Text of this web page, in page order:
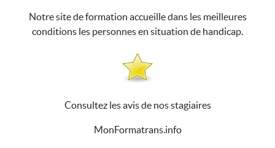
Notre site de formation accueille dans les meilleures
conditions les personnes en situation de handicap.
Consultez les avis de nos stagiaires
MonFormatrans.info